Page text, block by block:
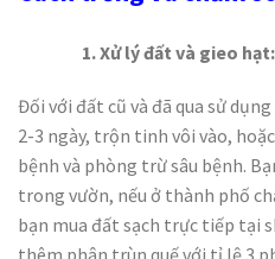
1. Xử lý đất và gieo hạt:
Đối với đất cũ và đã qua sử
2-3 ngày, trộn tinh vôi vào,
bệnh và phòng trừ sâu bệnh.
trong vườn, nếu ở thành phố
bạn mua đất sạch trực tiếp tại